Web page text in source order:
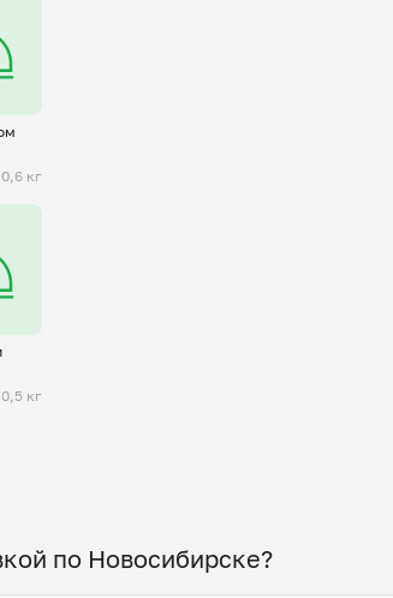
0,6 кг
0,5 кг
по Новосибирске?